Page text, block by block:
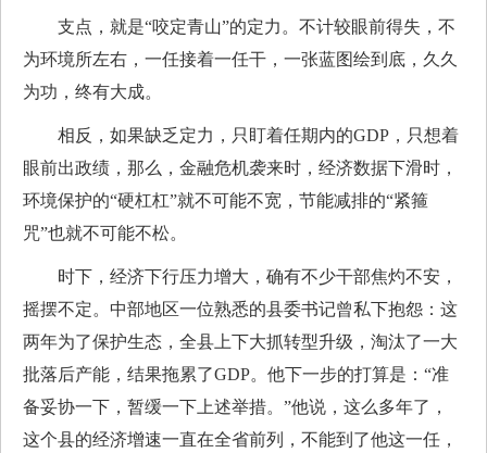
支点，就是“咬定青山”的定力。不计较眼前得失，不
为环境所左右，一任接着一任干，一张蓝图绘到底，久久
为功，终有大成。
相反，如果缺乏定力，只盯着任期内的GDP，只想着
眼前出政绩，那么，金融危机袭来时，经济数据下滑时，
环境保护的“硬杠杠”就不可能不宽，节能减排的“紧箍
咒”也就不可能不松。
时下，经济下行压力增大，确有不少干部焦灼不安，
摇摆不定。中部地区一位熟悉的县委书记曾私下抱怨：这
两年为了保护生态，全县上下大抓转型升级，淘汰了一大
批落后产能，结果拖累了GDP。他下一步的打算是：“准
备妥协一下，暂缓一下上述举措。”他说，这么多年了，
这个县的经济增速一直在全省前列，不能到了他这一任，